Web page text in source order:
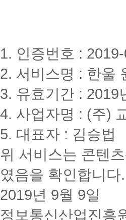
1. 인증번호 :
2. 서비스명 : 한울
3. 유효기간 : 2019
4. 사업자명 : (주)
5. 대표자 : 김승법
위 서비스는 콘텐
였음을 확인합니다.
2019년 9월 9일
정보통신산업진흥